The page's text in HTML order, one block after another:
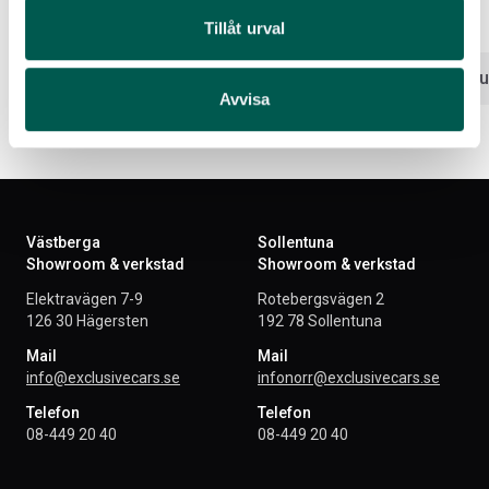
Tillåt urval
Avvisa
Lägg i
Västberga
Showroom & verkstad
Elektravägen 7-9
126 30 Hägersten
Mail
info@exclusivecars.se
Telefon
08-449 20 40
Sollentuna
Showroom & verkstad
Rotebergsvägen 2
192 78 Sollentuna
Mail
infonorr@exclusivecars.se
Telefon
08-449 20 40